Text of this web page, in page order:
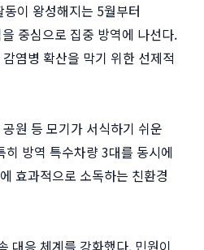
이 왕성해지는 5월부터
중심으로 집중 방역에 나선다.
염병 확산을 막기 위한 선제적
원 등 모기가 서식하기 쉬운
방역 특수차량 3대를 동시에
효과적으로 소독하는 친환경
대응 체계를 강화했다. 민원이